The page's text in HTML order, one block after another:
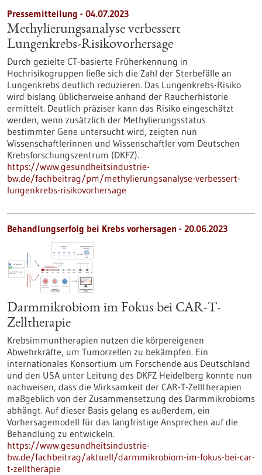
Pressemitteilung - 04.07.2023
Methylierungsanalyse verbessert
Lungenkrebs-Risikovorhersage
Durch gezielte CT-basierte Früherkennung in
Hochrisikogruppen ließe sich die Zahl der Sterbefälle an
Lungenkrebs deutlich reduzieren. Das Lungenkrebs-Risiko
wird bislang üblicherweise anhand der Raucherhistorie
ermittelt. Deutlich präziser kann das Risiko eingeschätzt
werden, wenn zusätzlich der Methylierungsstatus
bestimmter Gene untersucht wird, zeigten nun
Wissenschaftlerinnen und Wissenschaftler vom Deutschen
Krebsforschungszentrum (DKFZ).
https://www.gesundheitsindustrie-
bw.de/fachbeitrag/pm/methylierungsanalyse-verbessert-
lungenkrebs-risikovorhersage
Behandlungserfolg bei Krebs vorhersagen - 20.06.2023
Darmmikrobiom im Fokus bei CAR-T-
Zelltherapie
Krebsimmuntherapien nutzen die körpereigenen
Abwehrkräfte, um Tumorzellen zu bekämpfen. Ein
internationales Konsortium um Forschende aus Deutschland
und den USA unter Leitung des DKFZ Heidelberg konnte nun
nachweisen, dass die Wirksamkeit der CAR-T-Zelltherapien
maßgeblich von der Zusammensetzung des Darmmikrobioms
abhängt. Auf dieser Basis gelang es außerdem, ein
Vorhersagemodell für das langfristige Ansprechen auf die
Behandlung zu entwickeln.
https://www.gesundheitsindustrie-
bw.de/fachbeitrag/aktuell/darmmikrobiom-im-fokus-bei-car-
t-zelltherapie